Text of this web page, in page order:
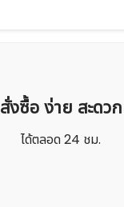
สั่งซื้อ ง่าย สะดวก
ได้ตลอด 24 ชม.